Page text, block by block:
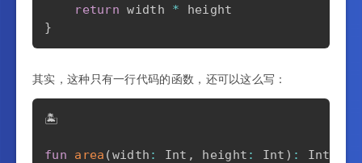
return width *
}
其实，这种只有一行代码的函数，还可以这么写：
🏝️
fun
area (width : Int , height : Int ) : Int